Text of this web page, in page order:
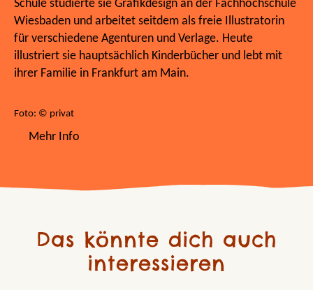
Schule studierte sie Grafikdesign an der Fachhochschule
Wiesbaden und arbeitet seitdem als freie Illustratorin
für verschiedene Agenturen und Verlage. Heute
illustriert sie hauptsächlich Kinderbücher und lebt mit
ihrer Familie in Frankfurt am Main.
Foto: © privat
Mehr Info
Das könnte dich auch
interessieren